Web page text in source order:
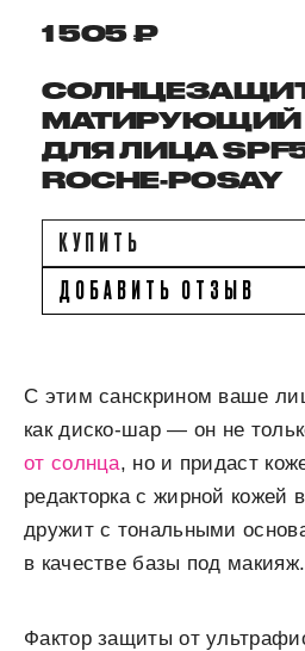
1 505 ₽
ДЛЯ ЛИЦА
ROCHE-POSAY
КУПИТЬ
ДОБАВИТЬ ОТЗЫВ
С этим санскрином ваше
как диско-шар — он не
от солнца, но и придаст
редакторка с жирной кожей
дружит с тональными
в качестве базы под макияж.
Фактор защиты от